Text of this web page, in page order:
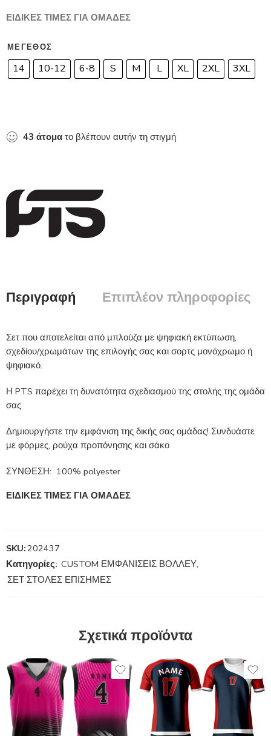
ΕΙΔΙΚΕΣ ΤΙΜΕΣ ΓΙΑ ΟΜΑΔΕΣ
ΜΈΓΕΘΟΣ
14 10-12 6-8 S M L XL 2XL 3XL
43 άτομα το βλέπουν αυτήν τη στιγμή
Περιγραφή Επιπλέον πληροφορίες
Σετ που αποτελείται από μπλούζα με ψηφιακή εκτύπωση,
σχεδίου/χρωμάτων της επιλογής σας και σορτς μονόχρωμο ή
ψηφιακό.
Η PTS παρέχει τη δυνατότητα σχεδιασμού της στολής της ομάδα
σας.
Δημιουργήστε την εμφάνιση της δικής σας ομάδας! Συνδυάστε
με φόρμες, ρούχα προπόνησης και σάκο
ΣΥΝΘΕΣΗ: 100% polyester
ΕΙΔΙΚΕΣ ΤΙΜΕΣ ΓΙΑ ΟΜΑΔΕΣ
SKU:202437
Κατηγορίες: CUSTOM ΕΜΦΑΝΙΣΕΙΣ ΒΟΛΛΕΥ,
ΣΕΤ ΣΤΟΛΕΣ ΕΠΙΣΗΜΕΣ
Σχετικά προϊόντα